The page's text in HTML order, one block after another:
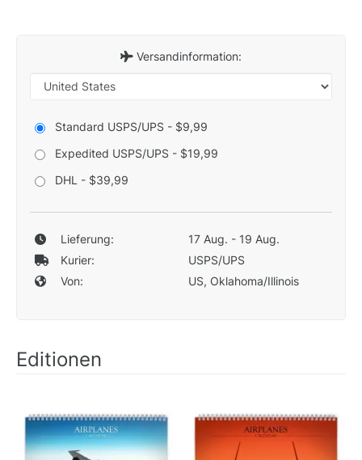
Versandinformation:
Standard USPS/UPS - $9,99
Expedited USPS/UPS - $19,99
DHL - $39,99
Lieferung:
17 Aug. - 19 Aug.
Kurier:
USPS/UPS
Von:
US, Oklahoma/Illinois
Editionen